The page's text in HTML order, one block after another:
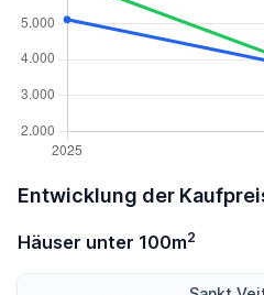
Entwicklung der
Häuser unter 100m2